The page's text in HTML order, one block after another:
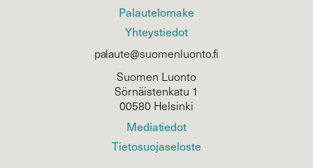
Palautelomake
Yhteystiedot
palaute@suomenluonto.fi
Suomen Luonto
Sörnäistenkatu 1
00580 Helsinki
Mediatiedot
Tietosuojaseloste